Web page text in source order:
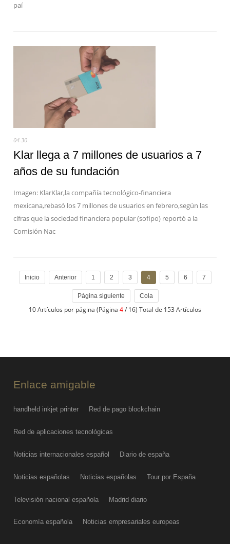
paí
04-30
Klar llega a 7 millones de usuarios a 7
años de su fundación
Imagen: KlarKlar,la compañía tecnológico-financiera
mexicana,rebasó los 7 millones de usuarios en febrero,según las
cifras que la sociedad financiera popular (sofipo) reportó a la
Comisión Nac
Inicio Anterior 1 2 3 4 5 6 7
Página siguiente Cola
10 Artículos por página (Página 4/ 16) Total de 153 Artículos
Enlace amigable
handheld inkjet printer Red de pago blockchain
Red de aplicaciones tecnológicas
Noticias internacionales español Diario de españa
Noticias españolas Noticias españolas Tour por España
Televisión nacional española Madrid diario
Economía española Noticias empresariales europeas